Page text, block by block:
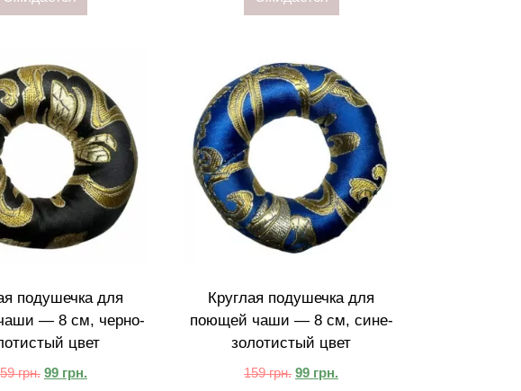
подушечка для
— 8 см, черно-
цвет
грн. 99 грн.
Круглая подушечка для
поющей чаши — 8 см, сине-
золотистый цвет
159грн. 99 грн.